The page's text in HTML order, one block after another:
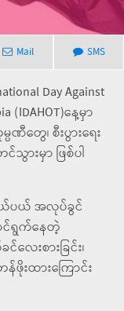
Mail SMS
Day Against
(IDAHOT)နေ့မှာ
တွေ၊ စီးပွားရေး
ားမှာ ဖြစ်ပါ
ယ်ပယ် အလုပ်ခွင်
င်ရွက်နေတဲ့
ေးစားခြင်း၊
ဖိုးထားကြောင်း